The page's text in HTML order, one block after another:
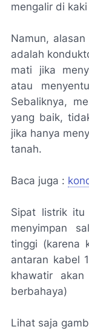
mengalir di
Namun,
adalah
mati jika
atau
Sebaliknya,
yang baik,
jika hanya
tanah.
Baca juga :
Sipat listrik itu
menyimpan
tinggi (karena
antaran kabel
khawatir
berbahaya)
Lihat saja